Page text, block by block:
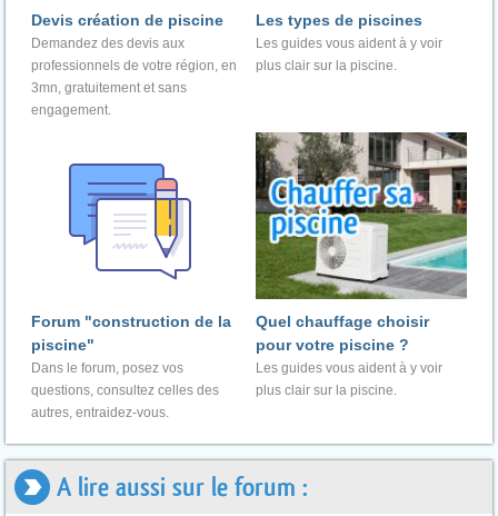
Devis création de piscine
Demandez des devis aux
professionnels de votre région, en
3mn, gratuitement et sans
engagement.
Les types de piscines
Les guides vous aident à y voir
plus clair sur la piscine.
Forum "construction de la
piscine"
Dans le forum, posez vos
questions, consultez celles des
autres, entraidez-vous.
Quel chauffage choisir
pour votre piscine ?
Les guides vous aident à y voir
plus clair sur la piscine.
A lire aussi sur le forum :